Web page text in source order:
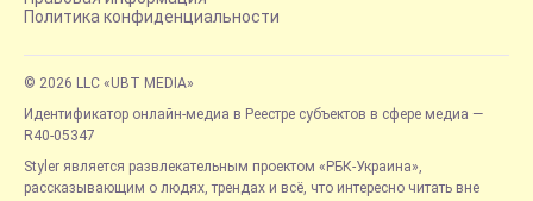
Политика конфиденциальности
© 2026 LLC «UBT MEDIA»
Идентификатор онлайн-медиа в Реестре субъектов в сфере медиа —
R40-05347
Styler является развлекательным проектом «РБК-Украина»,
рассказывающим о людях, трендах и всё, что интересно читать вне